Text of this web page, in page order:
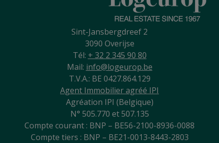
Sint-Jansbergdreef 2
3090 Overijse
Tél: + 32 2 345 90 80
Mail: info@logeurop.be
T.V.A.: BE 0427.864.129
Agent Immobilier agréé IPI
Agréation IPI (Belgique)
N° 505.770 et 507.135
Compte courant : BNP – BE56-2100-8936-0088
Compte tiers : BNP – BE21-0013-8443-2803